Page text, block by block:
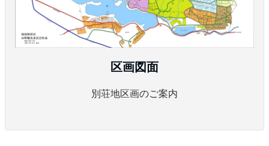
区画図面
別荘地区画のご案内